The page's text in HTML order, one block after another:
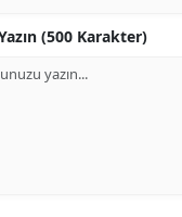
(500 Karakter)